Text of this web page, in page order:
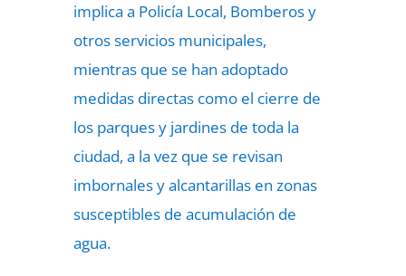
implica a Policía Local, Bomberos y
otros servicios municipales,
mientras que se han adoptado
medidas directas como el cierre de
los parques y jardines de toda la
ciudad, a la vez que se revisan
imbornales y alcantarillas en zonas
susceptibles de acumulación de
agua.